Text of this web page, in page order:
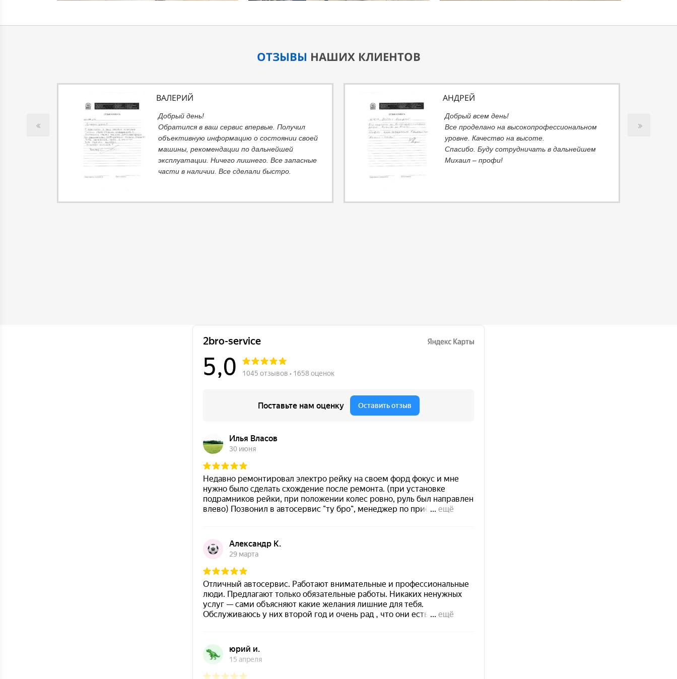
ОТЗЫВЫ НАШИХ КЛИЕНТОВ
ВАЛЕРИЙ
Добрый день!
Обратился в ваш сервис впервые. Получил
объективную информацию о состоянии своей
машины, рекомендации по дальнейшей
эксплуатации. Ничего лишнего. Все запасные
части в наличии. Все сделали быстро.
АНДРЕЙ
Добрый всем день!
Все проделано на высокопрофессиональном
уровне. Качество на высоте.
Спасибо. Буду сотрудничать в дальнейшем
Михаил – профи!